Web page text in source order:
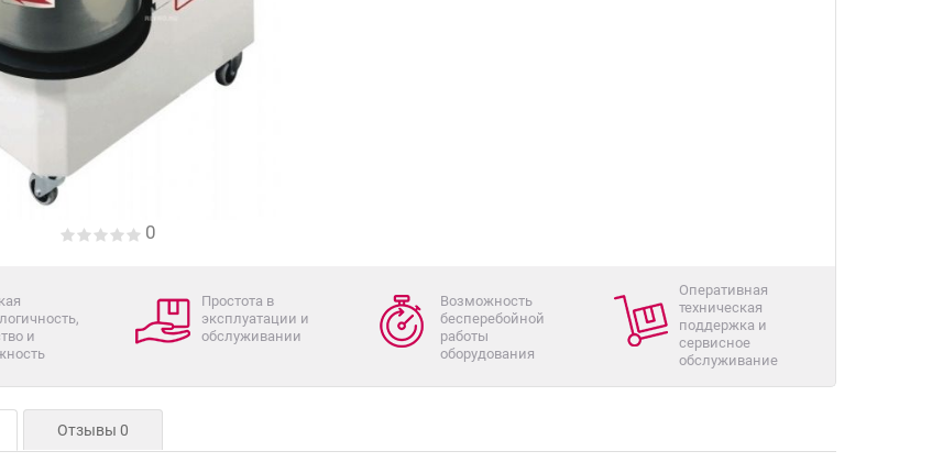
0
и
Простота в
эксплуатации и
обслуживании
Возможность
бесперебойной
работы
оборудования
Оперативная
техническая
поддержка и
сервисное
обслуживание
Отзывы 0